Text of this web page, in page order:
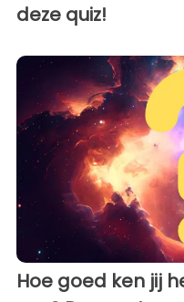
deze quiz!
Hoe goed ken jij